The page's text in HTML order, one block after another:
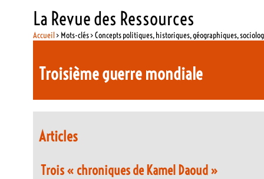
La Revue des Ressources
Accueil> Mots-clés > Concepts politiques, historiques, géographiques,
Troisième guerre mondiale
Articles
Trois « chroniques de Kamel Daoud »